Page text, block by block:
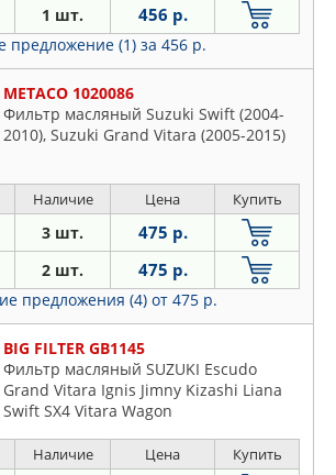
1 шт. 456 р.
предложение (1) за 456 р.
METACO 1020086
Фильтр масляный Suzuki Swift (2004-
2010), Suzuki Grand Vitara (2005-2015)
Наличие Цена Купить
3 шт. 475 р.
2 шт. 475 р.
предложения (4) от 475 р.
BIG FILTER GB1145
Фильтр масляный SUZUKI Escudo
Grand Vitara Ignis Jimny Kizashi Liana
Swift SX4 Vitara Wagon
Наличие Цена Купить